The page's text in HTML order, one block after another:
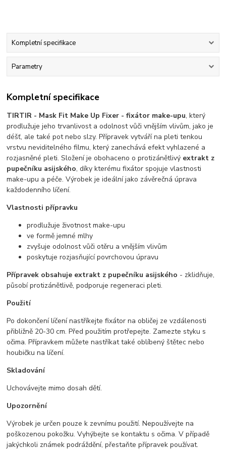
Kompletní specifikace
Parametry
Kompletní specifikace
TIRTIR - Mask Fit Make Up Fixer - fixátor make-upu, který
prodlužuje jeho trvanlivost a odolnost vůči vnějším vlivům, jako je
déšť, ale také pot nebo slzy. Přípravek vytváří na pleti tenkou
vrstvu neviditelného filmu, který zanechává efekt vyhlazené a
rozjasněné pleti. Složení je obohaceno o protizánětlivý extrakt z
pupečníku asijského, díky kterému fixátor spojuje vlastnosti
make-upu a péče. Výrobek je ideální jako závěrečná úprava
každodenního líčení.
Vlastnosti přípravku
prodlužuje životnost make-upu
ve formě jemné mlhy
zvyšuje odolnost vůči otěru a vnějším vlivům
poskytuje rozjasňující povrchovou úpravu
Přípravek obsahuje extrakt z pupečníku asijského - zklidňuje,
působí protizánětlivě, podporuje regeneraci pleti.
Použití
Po dokončení líčení nastříkejte fixátor na obličej ze vzdálenosti
přibližně 20-30 cm. Před použitím protřepejte. Zamezte styku s
očima. Přípravkem můžete nastříkat také oblíbený štětec nebo
houbičku na líčení.
Skladování
Uchovávejte mimo dosah dětí.
Upozornění
Výrobek je určen pouze k zevnímu použití. Nepoužívejte na
poškozenou pokožku. Vyhýbejte se kontaktu s očima. V případě
jakýchkoli známek podráždění, přestaňte přípravek používat.